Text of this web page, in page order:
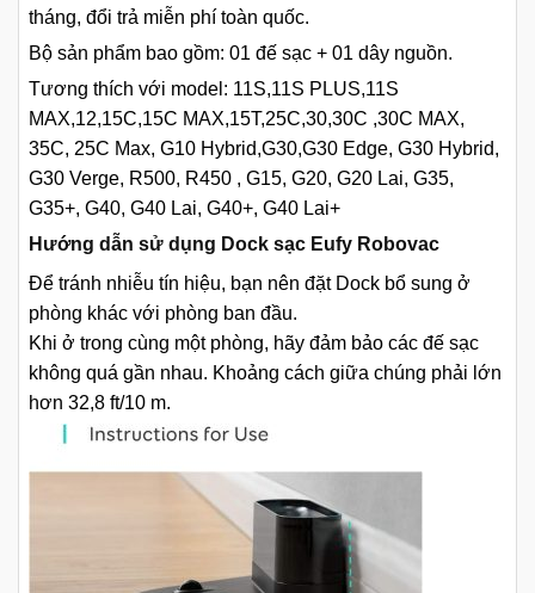
tháng, đổi trả miễn phí toàn quốc.
Bộ sản phẩm bao gồm: 01 đế sạc + 01 dây nguồn.
Tương thích với model: 11S,11S PLUS,11S
MAX,12,15C,15C MAX,15T,25C,30,30C ,30C MAX,
35C, 25C Max, G10 Hybrid,G30,G30 Edge, G30 Hybrid,
G30 Verge, R500, R450 , G15, G20, G20 Lai, G35,
G35+, G40, G40 Lai, G40+, G40 Lai+
Hướng dẫn sử dụng Dock sạc Eufy Robovac
Để tránh nhiễu tín hiệu, bạn nên đặt Dock bổ sung ở
phòng khác với phòng ban đầu.
Khi ở trong cùng một phòng, hãy đảm bảo các đế sạc
không quá gần nhau. Khoảng cách giữa chúng phải lớn
hơn 32,8 ft/10 m.